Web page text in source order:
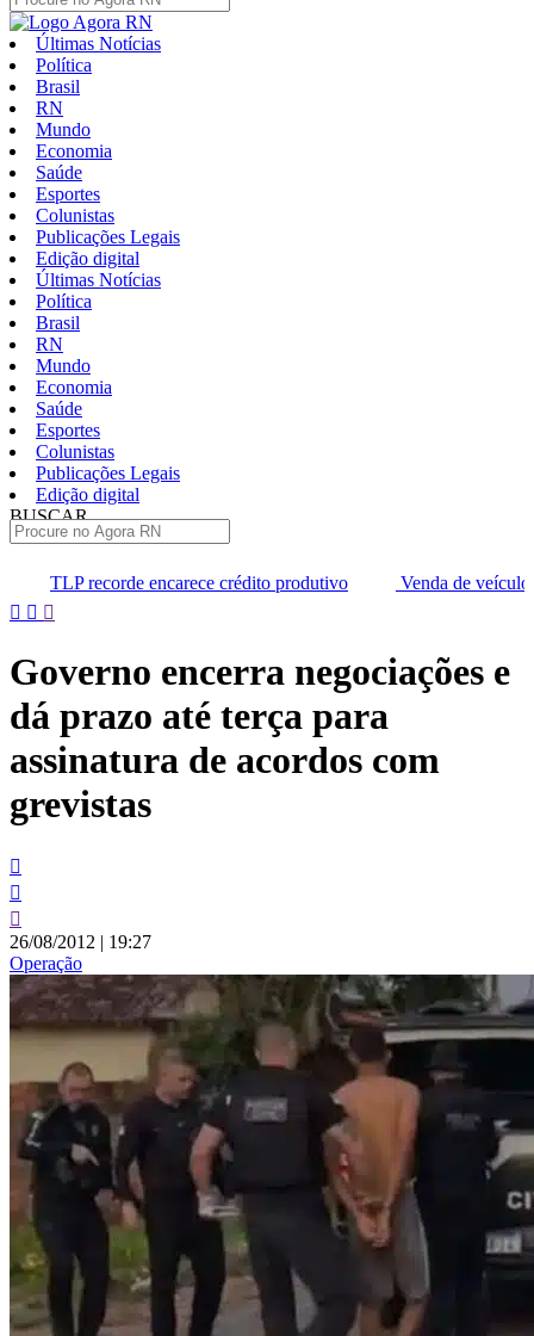
Últimas Notícias
Política
Brasil
RN
Mundo
Economia
Saúde
Esportes
Colunistas
Publicações Legais
Edição digital
Últimas Notícias
Política
Brasil
RN
Mundo
Economia
Saúde
Esportes
Colunistas
Publicações Legais
Edição digital
BUSCAR
crédito produtivo
Venda de veículos cresce 10% em julho
Pular
conteúdo
Governo encerra negociações e
dá prazo até terça para
assinatura de acordos com
grevistas
26/08/2012 | 19:27
Operação